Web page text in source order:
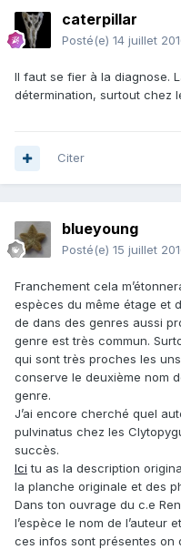
caterpillar
Posté(e) 14 juillet
Il faut se fier à la diagnose.
détermination, surtout chez
Citer
blueyoung
Posté(e) 15 juillet
Franchement cela
espèces du même étage et
de dans des genres aussi
genre est très commun.
qui sont très proches les
conserve le deuxième nom
genre.
J’ai encore cherché quel
pulvinatus chez les
succès.
Ici tu as la description
la planche originale et des
Dans ton ouvrage du c.e
l’espèce le nom de l’auteur
ces infos sont présentes on